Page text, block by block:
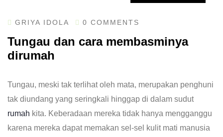
GRIYA IDOLA 0 COMMENTS
Tungau dan cara membasminya
dirumah
Tungau, meski tak terlihat oleh mata, merupakan penghuni
tak diundang yang seringkali hinggap di dalam sudut
rumah kita. Keberadaan mereka tidak hanya mengganggu
karena mereka dapat memakan sel-sel kulit mati manusia